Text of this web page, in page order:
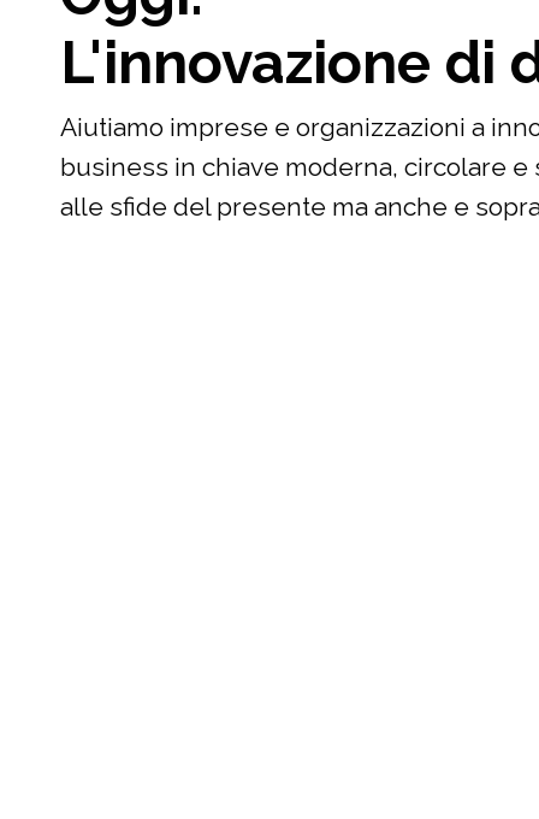
L'innovazione di
Aiutiamo imprese e organizzazioni a
business in chiave moderna, circolare
alle sfide del presente ma anche e